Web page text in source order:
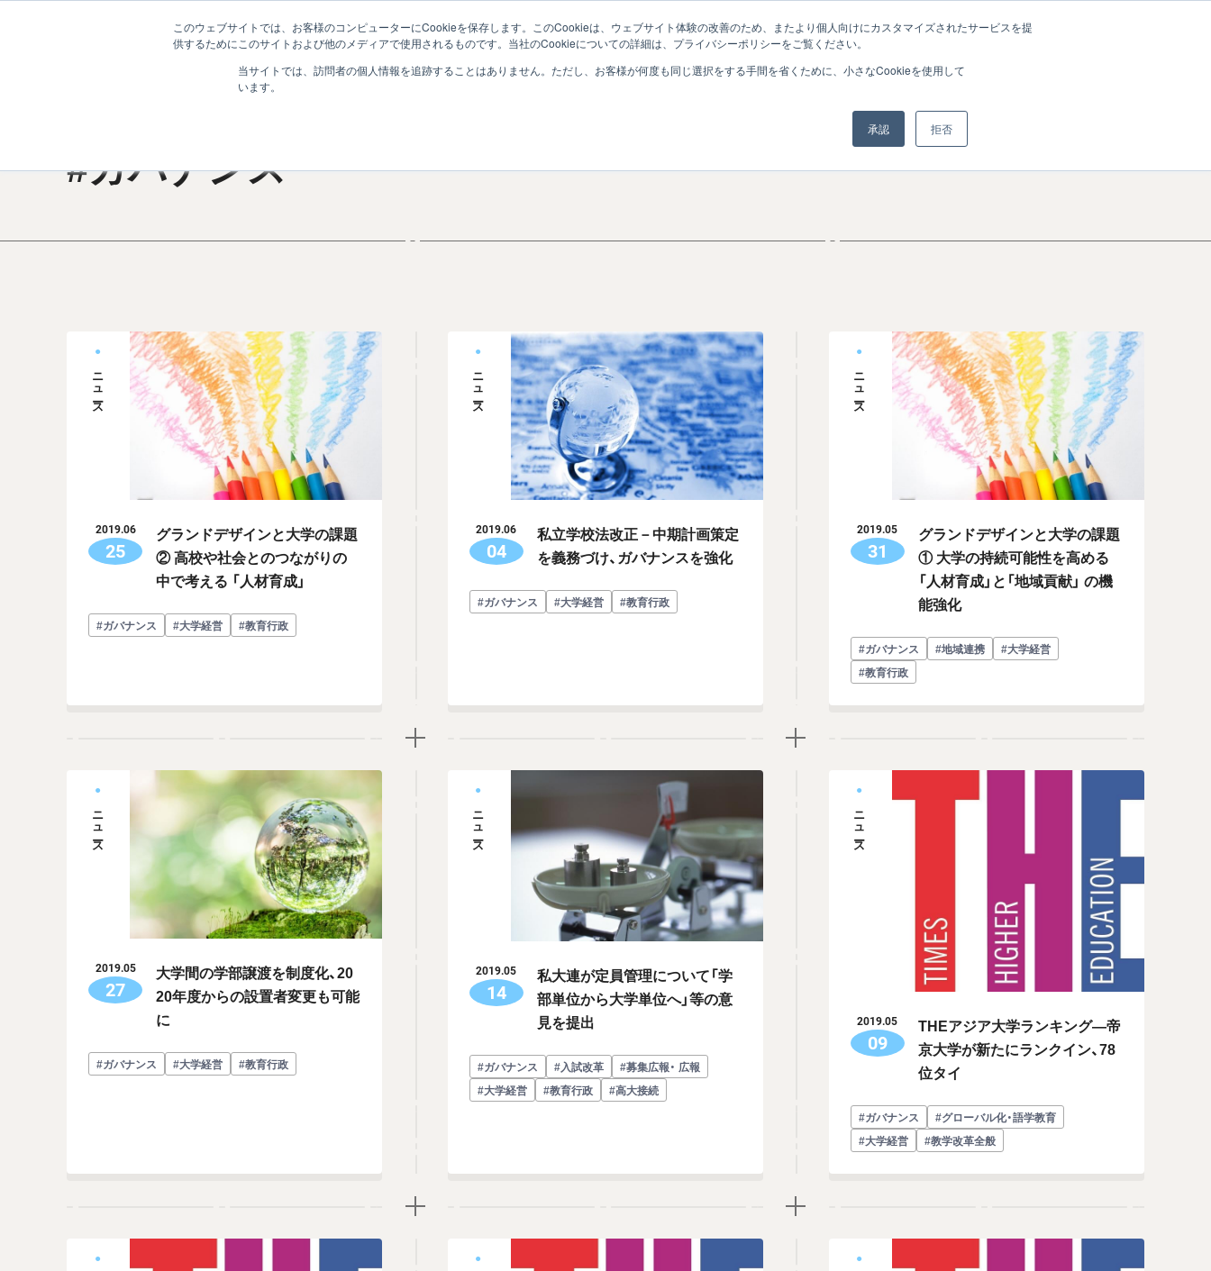
このウェブサイトでは、お客様のコンピューターにCookieを保存します。このCookieは、ウェブサイト体験の改善のため、またより個人向けにカスタマイズされたサービスを提
供するためにこのサイトおよび他のメディアで使用されるものです。当社のCookieについての詳細は、プライバシーポリシーをご覧ください。
当サイトでは、訪問者の個人情報を追跡することはありません。ただし、お客様が何度も同じ選択をする手間を省くために、小さなCookieを使用して
います。
承認 拒否
ニュース 大学（募集・接続・教学） 専門学校 入学前教育・初年次教育
#ガバナンス
ニュース
2019.06
25
グランドデザインと大学の課題
② 高校や社会とのつながりの
中で考える 「人材育成」
#ガバナンス #大学経営 #教育行政
ニュース
2019.06
04
私立学校法改正－中期計画策定
を義務づけ、ガバナンスを強化
#ガバナンス #大学経営 #教育行政
ニュース
2019.05
31
グランドデザインと大学の課題
① 大学の持続可能性を高める
「人材育成」と「地域貢献」 の機
能強化
#ガバナンス #地域連携
#大学経営
#教育行政
ニュース
2019.05
27
大学間の学部譲渡を制度化、20
20年度からの設置者変更も可能
に
#ガバナンス #大学経営 #教育行政
ニュース
2019.05
14
私大連が定員管理について「学
部単位から大学単位へ」等の意
見を提出
#ガバナンス #入試改革
#募集広報・ 広報
#大学経営
#教育行政 #高大接続
ニュース
2019.05
09
THEアジア大学ランキング―帝
京大学が新たにランクイン、78
位タイ
#ガバナンス
#グローバル化・語学教育
#大学経営
#教学改革全般